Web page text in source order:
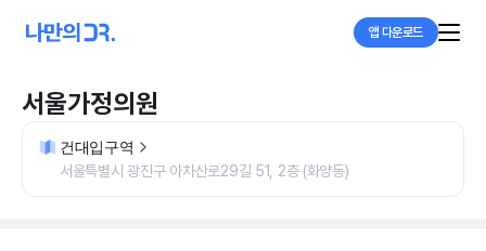
앱 다운로드
서울가정의원
건대입구역
서울특별시 광진구 아차산로29길 51, 2층 (화양동)